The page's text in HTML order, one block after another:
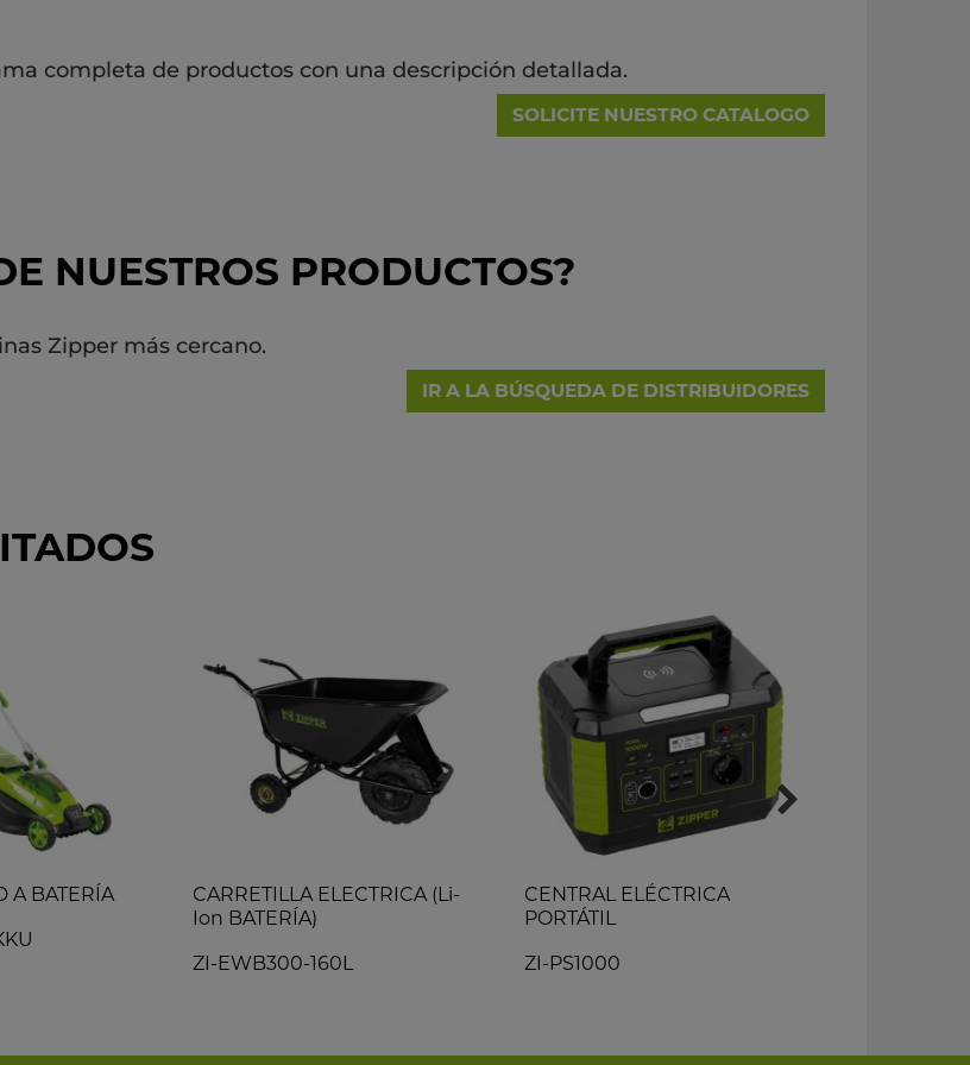
completa de productos con una descripción detallada.
SOLICITE NUESTRO CATALOGO
NUESTROS PRODUCTOS?
Zipper más cercano.
IR A LA BÚSQUEDA DE DISTRIBUIDORES
A BATERÍA
CARRETILLA ELECTRICA (Li-
Ion BATERÍA)
ZI-EWB300-160L
CENTRAL ELÉCTRICA
PORTÁTIL
ZI-PS1000